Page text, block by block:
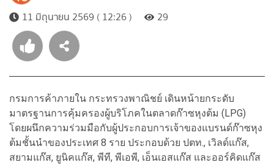
11 มิถุนายน 2569 ( 12:26 )
29
กรมการค้าภายใน กระทรวงพาณิชย์ เดินหน้ายกระดับ
มาตรฐานการคุ้มครองผู้บริโภคในตลาดก๊าซหุงต้ม (LPG)
โดยผนึกความร่วมมือกับผู้ประกอบการเจ้าของแบรนด์ก๊าซหุง
ต้มชั้นนำของประเทศ 8 ราย ประกอบด้วย ปตท., เวิลด์แก๊ส,
สยามแก๊ส, ยูนิคแก๊ส, พีที, พีเอพี, เอ็นเอสแก๊ส และออร์คิดแก๊ส